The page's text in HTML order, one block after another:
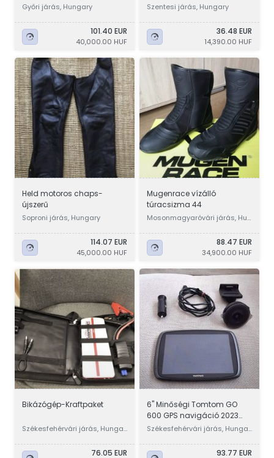
Győri járás, Hungary
101.40 EUR
40,000.00 HUF
Szentesi járás, Hungary
36.48 EUR
14,390.00 HUF
Held motoros chaps-
újszerű
Soproni járás, Hungary
114.07 EUR
45,000.00 HUF
Mugenrace vízálló
túracsizma 44
Mosonmagyaróvári járás, Hun
88.47 EUR
34,900.00 HUF
Bikázógép-Kraftpaket
Székesfehérvári járás, Hungar
76.05 EUR
6" Minőségi Tomtom GO
600 GPS navigáció 2023
élettartam ingyen Full EU
Székesfehérvári járás, Hungar
93.77 EUR